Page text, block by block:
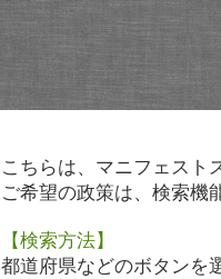
こちらは、マニフェスト
ご希望の政策は、検索機
【検索方法】
都道府県などのボタンを